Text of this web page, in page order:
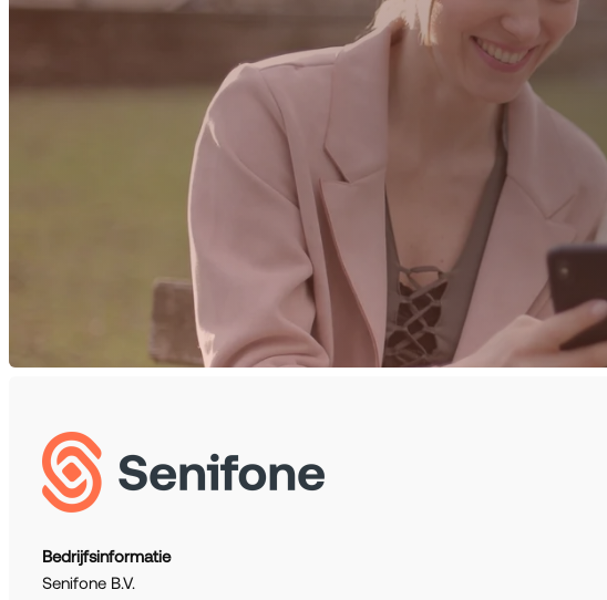
Bedrijfsinformatie
Senifone B.V.